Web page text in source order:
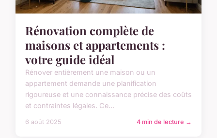
Rénovation complète de
maisons et appartements :
votre guide idéal
Rénover entièrement une maison ou un
appartement demande une planification
rigoureuse et une connaissance précise des coûts
et contraintes légales. Ce...
6 août 2025 4 min de lecture →